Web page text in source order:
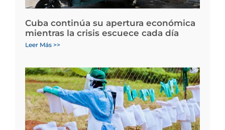
Cuba continúa su apertura económica
mientras la crisis escuece cada día
Leer Más >>